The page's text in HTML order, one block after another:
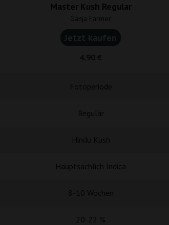
Master Kush Regular
Ganja Farmer
Jetzt kaufen
Regulär
Hauptsächlich Indica
20-22 %